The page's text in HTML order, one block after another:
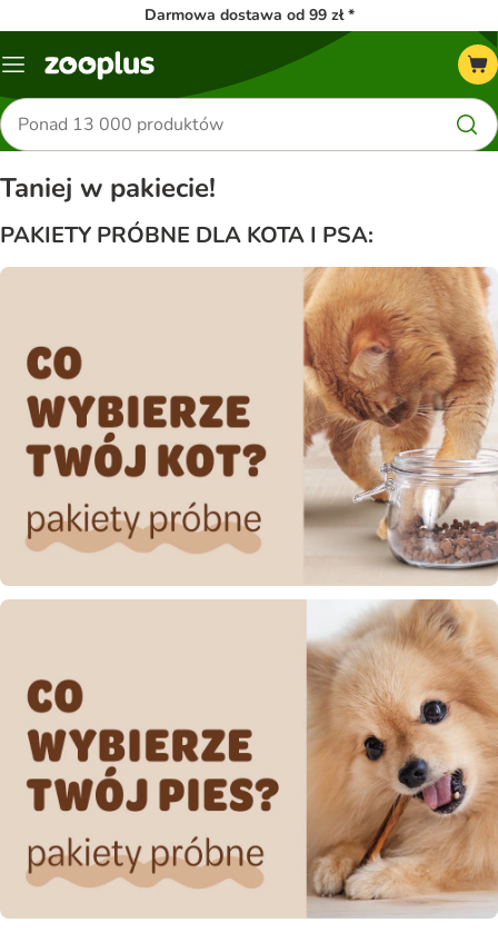
Darmowa dostawa od 99 zł *
Menu
Szukaj
produktów
Taniej w pakiecie!
PAKIETY PRÓBNE DLA KOTA I PSA: